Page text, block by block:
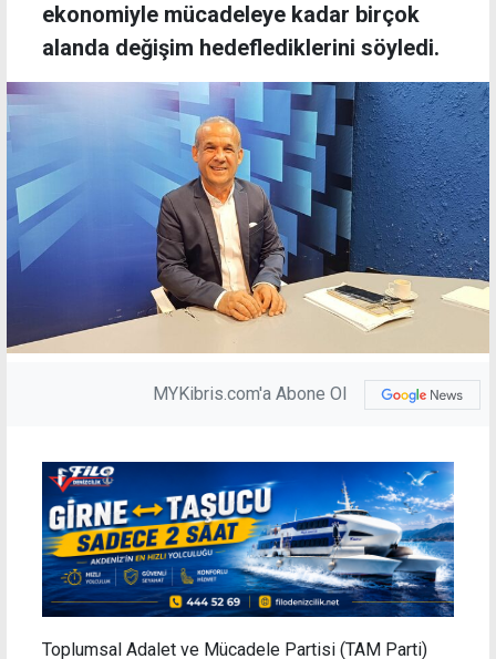
ekonomiyle mücadeleye kadar birçok
alanda değişim hedeflediklerini söyledi.
MYKibris.com'a Abone Ol
Toplumsal Adalet ve Mücadele Partisi (TAM Parti)